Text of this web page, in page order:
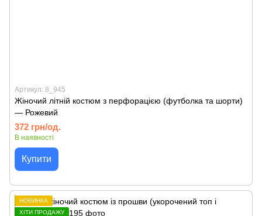
Артикул: 8_945
Жіночий літній костюм з перфорацією (футболка та шорти)
— Рожевий
372 грн/од.
В наявності
Купити
НОВИНКА
ХІТИ ПРОДАЖУ